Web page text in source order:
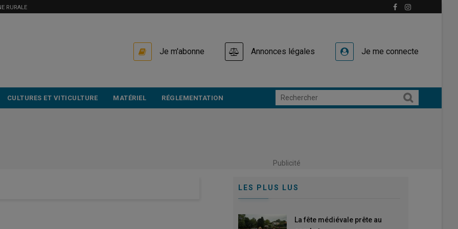
RURALE
Je m'abonne Annonces légales Je me connecte
CULTURES ET VITICULTURE MATÉRIEL RÉGLEMENTATION
Publicité
LES PLUS LUS
La fête médiévale prête au